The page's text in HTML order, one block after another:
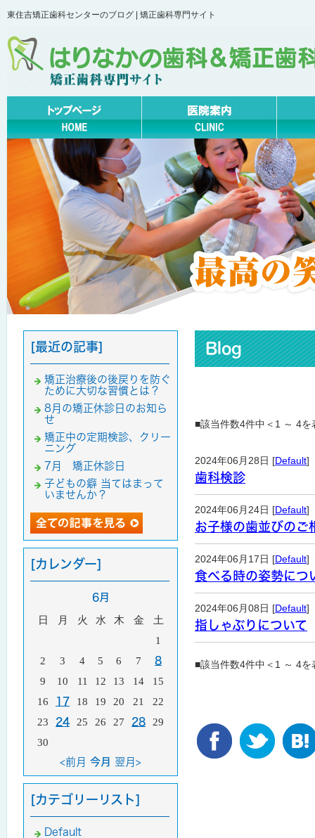
東住吉矯正歯科センターのブログ | 矯正歯科専門サイト
Blog
■該当件数4件中＜1 ～ 4を
2024年06月28日 [Default]
歯科検診
2024年06月24日 [Default]
お子様の歯並びのご
2024年06月17日 [Default]
食べる時の姿勢につ
2024年06月08日 [Default]
指しゃぶりについて
■該当件数4件中＜1 ～ 4を
[最近の記事]
矯正治療後の後戻りを防ぐ
ために大切な習慣とは？
8月の矯正休診日のお知ら
せ
矯正中の定期検診、クリー
ニング
7月 矯正休診日
子どもの癖 当てはまって
いませんか？
[カレンダー]
6月
日 月 火 水 木 金
土
1
2
3 4 5 6 7 8
9 10 11 12 13 14
15
16
17 18 19 20 21
22
23
24 25 26 27 28
29
30
<前月 今月 翌月>
[カテゴリーリスト]
Default